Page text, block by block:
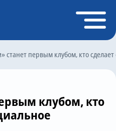
станет первым клубом, кто
клубом, кто